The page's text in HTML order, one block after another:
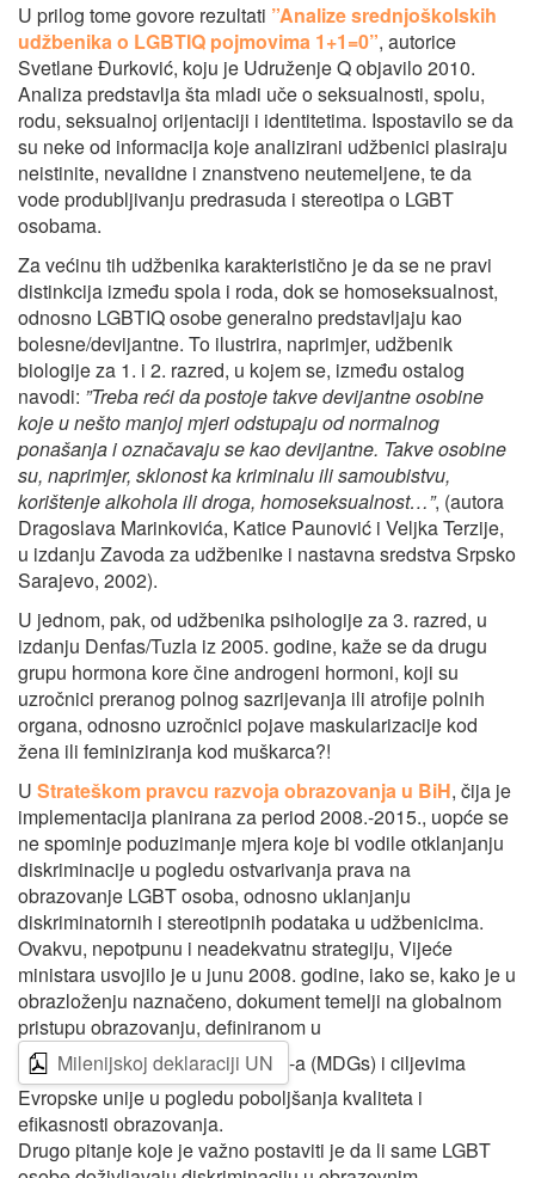
U prilog tome govore rezultati ”Analize srednjoškolskih
udžbenika o LGBTIQ pojmovima 1+1=0”, autorice
Svetlane Đurković, koju je Udruženje Q objavilo 2010.
Analiza predstavlja šta mladi uče o seksualnosti, spolu,
rodu, seksualnoj orijentaciji i identitetima. Ispostavilo se da
su neke od informacija koje analizirani udžbenici plasiraju
neistinite, nevalidne i znanstveno neutemeljene, te da
vode produbljivanju predrasuda i stereotipa o LGBT
osobama.
Za većinu tih udžbenika karakteristično je da se ne pravi
distinkcija između spola i roda, dok se homoseksualnost,
odnosno LGBTIQ osobe generalno predstavljaju kao
bolesne/devijantne. To ilustrira, naprimjer, udžbenik
biologije za 1. i 2. razred, u kojem se, između ostalog
navodi: ”Treba reći da postoje takve devijantne osobine
koje u nešto manjoj mjeri odstupaju od normalnog
ponašanja i označavaju se kao devijantne. Takve osobine
su, naprimjer, sklonost ka kriminalu ili samoubistvu,
korištenje alkohola ili droga, homoseksualnost…”, (autora
Dragoslava Marinkovića, Katice Paunović i Veljka Terzije,
u izdanju Zavoda za udžbenike i nastavna sredstva Srpsko
Sarajevo, 2002).
U jednom, pak, od udžbenika psihologije za 3. razred, u
izdanju Denfas/Tuzla iz 2005. godine, kaže se da drugu
grupu hormona kore čine androgeni hormoni, koji su
uzročnici preranog polnog sazrijevanja ili atrofije polnih
organa, odnosno uzročnici pojave maskularizacije kod
žena ili feminiziranja kod muškarca?!
U Strateškom pravcu razvoja obrazovanja u BiH, čija je
implementacija planirana za period 2008.-2015., uopće se
ne spominje poduzimanje mjera koje bi vodile otklanjanju
diskriminacije u pogledu ostvarivanja prava na
obrazovanje LGBT osoba, odnosno uklanjanju
diskriminatornih i stereotipnih podataka u udžbenicima.
Ovakvu, nepotpunu i neadekvatnu strategiju, Vijeće
ministara usvojilo je u junu 2008. godine, iako se, kako je u
obrazloženju naznačeno, dokument temelji na globalnom
pristupu obrazovanju, definiranom u
Milenijskoj deklaraciji UN
-a (MDGs) i ciljevima
Evropske unije u pogledu poboljšanja kvaliteta i
efikasnosti obrazovanja.
Drugo pitanje koje je važno postaviti je da li same LGBT